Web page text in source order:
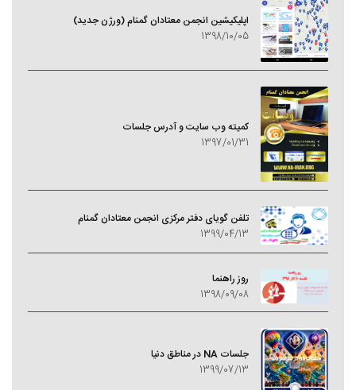
اپلیکیشین انجمن معتادان گمنام (ورژن جدید)
1398/10/05
کمیته وب سایت و آدرس جلسات
1397/01/31
تلفن گویای دفتر مرکزی انجمن معتادان گمنام
1399/04/13
روز راهنما
1398/09/08
جلسات NA در مناطق دنیا
1399/07/13